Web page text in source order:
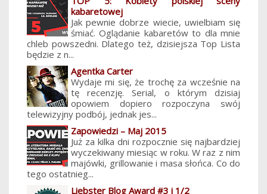
kabaretowej
Jak pewnie dobrze wiecie, uwielbiam się
śmiać. Oglądanie kabaretów to dla mnie
chleb powszedni. Dlatego też, dzisiejsza Top Lista
będzie z n...
Agentka Carter
Wydaje mi się, że trochę za wcześnie na
tę recenzję. Serial, o którym dzisiaj
opowiem dopiero rozpoczyna swój
telewizyjny podbój, jednak jes...
Zapowiedzi – Maj 2015
Już za kilka dni rozpocznie się najbardziej
wyczekiwany miesiąc w roku. W raz z nim
majówki, grillowanie i masa słońca. Co do
tego ostatnieg...
Liebster Blog Award #3 i 1/2